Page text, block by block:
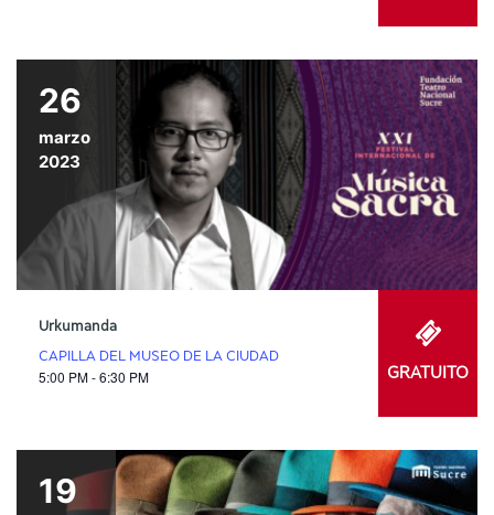
26
marzo
2023
Urkumanda
CAPILLA DEL MUSEO DE LA CIUDAD
5:00 PM - 6:30 PM GRATUITO
19